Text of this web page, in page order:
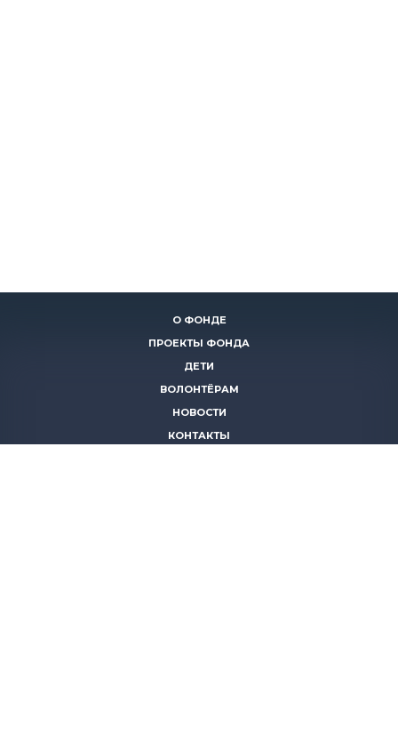
О ФОНДЕ
ПРОЕКТЫ ФОНДА
ДЕТИ
ВОЛОНТЁРАМ
НОВОСТИ
КОНТАКТЫ